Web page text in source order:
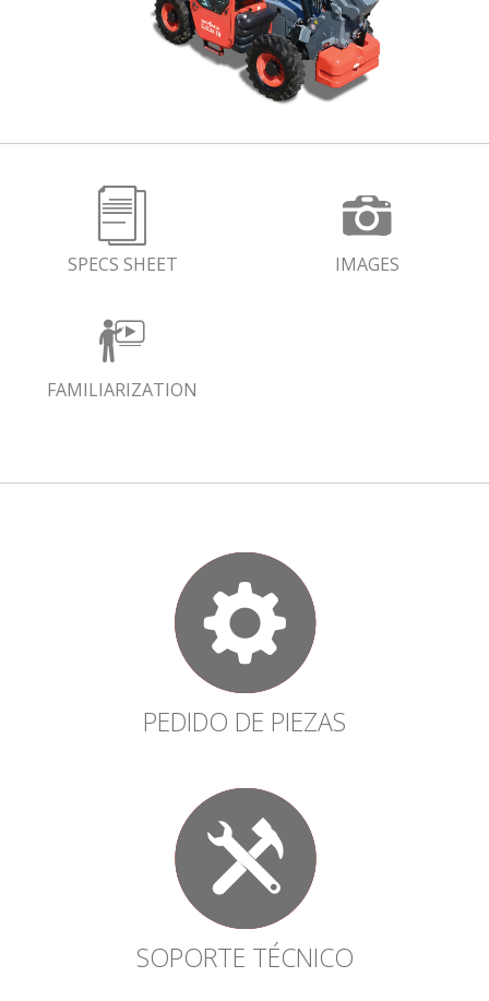
SPECS SHEET IMAGES
FAMILIARIZATION
PEDIDO DE PIEZAS
SOPORTE TÉCNICO